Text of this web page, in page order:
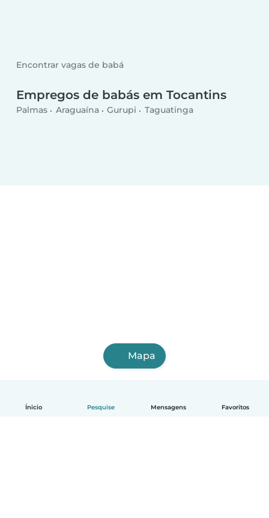
Ínicio Pesquise Mensagens Favoritos
Encontrar vagas de babá
Empregos de babás em Tocantins
Palmas Araguaína Gurupi Taguatinga
Mapa